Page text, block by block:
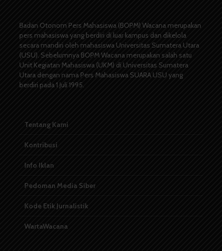
Badan Otonom Pers Mahasiswa (BOPM) Wacana merupakan
pers mahasiswa yang berdiri di luar kampus dan dikelola
secara mandiri oleh mahasiswa Universitas Sumatera Utara
(USU). Sebelumnya BOPM Wacana merupakan salah satu
Unit Kegiatan Mahasiswa (UKM) di Universitas Sumatera
Utara dengan nama Pers Mahasiswa SUARA USU yang
berdiri pada 1 Juli 1995.
Tentang Kami
Kontribusi
Info Iklan
Pedoman Media Siber
Kode Etik Jurnalistik
WartaWacana